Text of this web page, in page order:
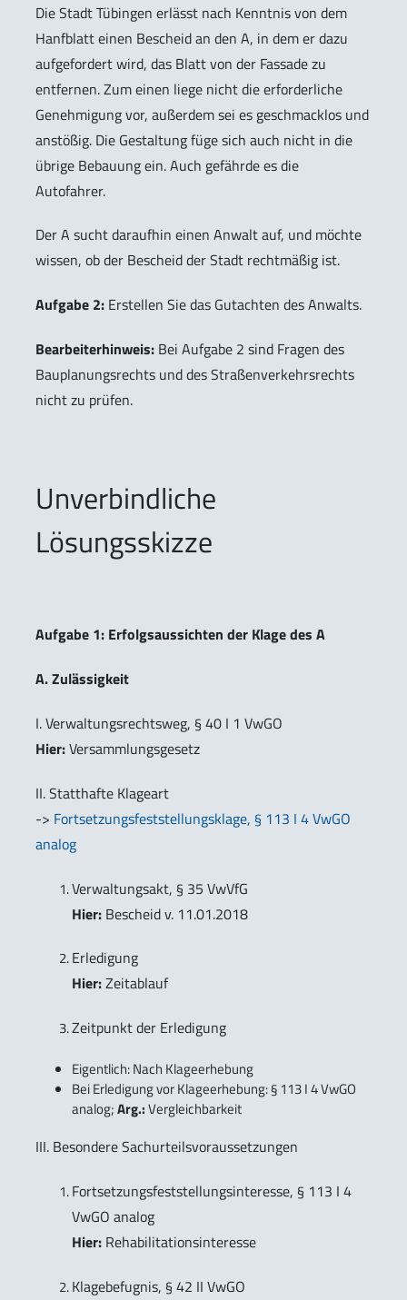
Die Stadt Tübingen erlässt nach Kenntnis von dem
Hanfblatt einen Bescheid an den A, in dem er dazu
aufgefordert wird, das Blatt von der Fassade zu
entfernen. Zum einen liege nicht die erforderliche
Genehmigung vor, außerdem sei es geschmacklos und
anstößig. Die Gestaltung füge sich auch nicht in die
übrige Bebauung ein. Auch gefährde es die
Autofahrer.
Der A sucht daraufhin einen Anwalt auf, und möchte
wissen, ob der Bescheid der Stadt rechtmäßig ist.
Aufgabe 2: Erstellen Sie das Gutachten des Anwalts.
Bearbeiterhinweis: Bei Aufgabe 2 sind Fragen des
Bauplanungsrechts und des Straßenverkehrsrechts
nicht zu prüfen.
Unverbindliche
Lösungsskizze
Aufgabe 1: Erfolgsaussichten der Klage des A
A. Zulässigkeit
I. Verwaltungsrechtsweg, § 40 I 1 VwGO
Hier:Versammlungsgesetz
II. Statthafte Klageart
-> Fortsetzungsfeststellungsklage, § 113 I 4 VwGO
analog
Verwaltungsakt, § 35 VwVfG
Hier: Bescheid v. 11.01.2018
Erledigung
Hier:Zeitablauf
Zeitpunkt der Erledigung
Eigentlich: Nach Klageerhebung
Bei Erledigung vor Klageerhebung: § 113 I 4 VwGO
analog;Arg.:Vergleichbarkeit
III. Besondere Sachurteilsvoraussetzungen
Fortsetzungsfeststellungsinteresse, § 113 I 4
VwGO analog
Hier: Rehabilitationsinteresse
Klagebefugnis, § 42 II VwGO